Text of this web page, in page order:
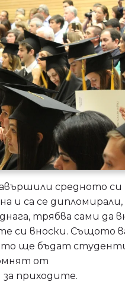
средното си
и са се дипломирали,
трябва сами да
си вноски. Същото
ще бъдат
от
приходите.